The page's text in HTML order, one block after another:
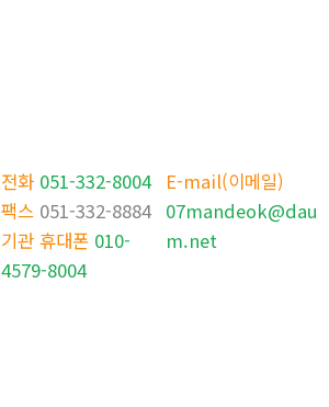
전화 051-332-8004
팩스 051-332-8884
기관 휴대폰 010-
4579-8004
E-mail(이메일)
07mandeok@dau
m.net